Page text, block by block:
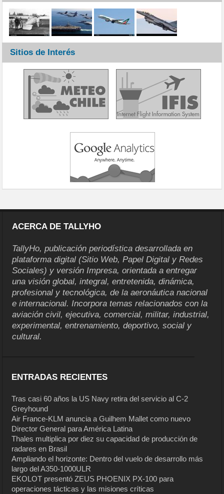
Sitios de Interés
ACERCA DE TALLYHO
TallyHo, publicación periodística desarrollada en
plataforma digital (Sitio Web, Papel Digital y Redes
Sociales) y versión Impresa, orientada a entregar
una visión global, integral, entretenida, dinámica,
profesional y tecnológica, de la aeronáutica nacional
e internacional. Incorpora temas relacionados con la
aviación civil, ejecutiva, comercial, militar, industrial,
experimental, entrenamiento, deportivo, social y
cultural.
ENTRADAS RECIENTES
Tras casi 60 años la US Navy retira del servicio al C-2
Greyhound
Air France-KLM anuncia a Guilhem Mallet como nuevo
Director General para América Latina
Thales multiplica por diez su capacidad de producción de
radares en Brasil
Ampliando el horizonte: Dentro del vuelo de desarrollo más
largo del A350-1000ULR
EKOLOT presentó ZEUS PHOENIX PX-100 para
operaciones tácticas y las misiones críticas